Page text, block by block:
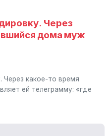
Через
дома муж
Через какое-то время
ей телеграмму: «где